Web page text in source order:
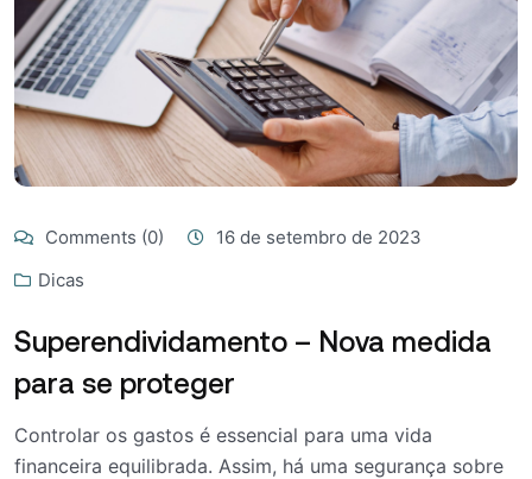
Comments (0)
16 de setembro de 2023
Dicas
Superendividamento – Nova medida
para se proteger
Controlar os gastos é essencial para uma vida
financeira equilibrada. Assim, há uma segurança sobre